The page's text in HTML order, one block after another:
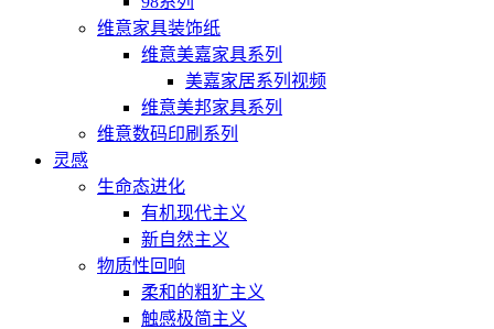
维意家具装饰纸
维意美嘉家具系列
美嘉家居系列视频
维意美邦家具系列
维意数码印刷系列
灵感
生命态进化
有机现代主义
新自然主义
物质性回响
柔和的粗犷主义
触感极简主义